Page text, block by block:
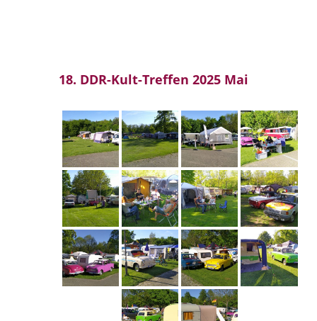
18. DDR-Kult-Treffen 2025 Mai